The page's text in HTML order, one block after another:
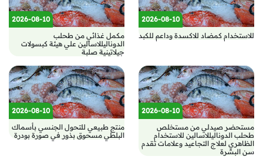
2026-08-10
للاستخدام كمضاد للاكسدة وداعم للكبد
2026-08-10
مكمل غذائي من طحلب
الدوناليللاسالين علي هيئة كبسولات
جيلاتينية صلبة
2026-08-10
مستحضر صيدلي من مستخلص
طحلب الدوناليللاسالين للاستخدام
الظاهري لعلاج التجاعيد وعلامات تقدم
سن البشرة
2026-08-10
منتج طبيعي للتحول الجنسي بأسماك
البلطي مسحوق بذور في صورة بودرة